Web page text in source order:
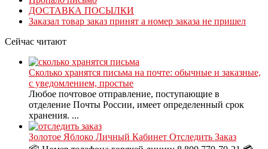
ДОСТАВКА ПОСЫЛКИ
Заказал товар заказ принят а номер заказа не пришел
Сейчас читают
Сколько хранятся письма на почте: обычные и заказные,
с уведомлением, простые
Любое почтовое отправление, поступающие в
отделение Почты России, имеет определенный срок
хранения. ...
Золотое Яблоко Личный Кабинет Отследить Заказ